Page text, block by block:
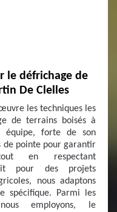
le défrichage de
De Clelles
les techniques les
de terrains boisés à
équipe, forte de son
de pointe pour garantir
en respectant
pour des projets
nous adaptons
spécifique. Parmi les
employons, le